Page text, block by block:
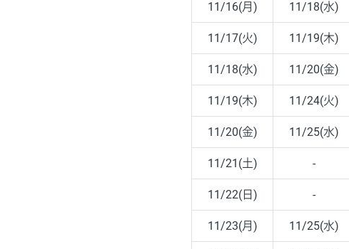
11/16(月) 11/18(水)
11/17(火) 11/19(木)
11/18(水) 11/20(金)
11/19(木) 11/24(火)
11/20(金) 11/25(水)
11/21(土) -
11/22(日) -
11/23(月) 11/25(水)